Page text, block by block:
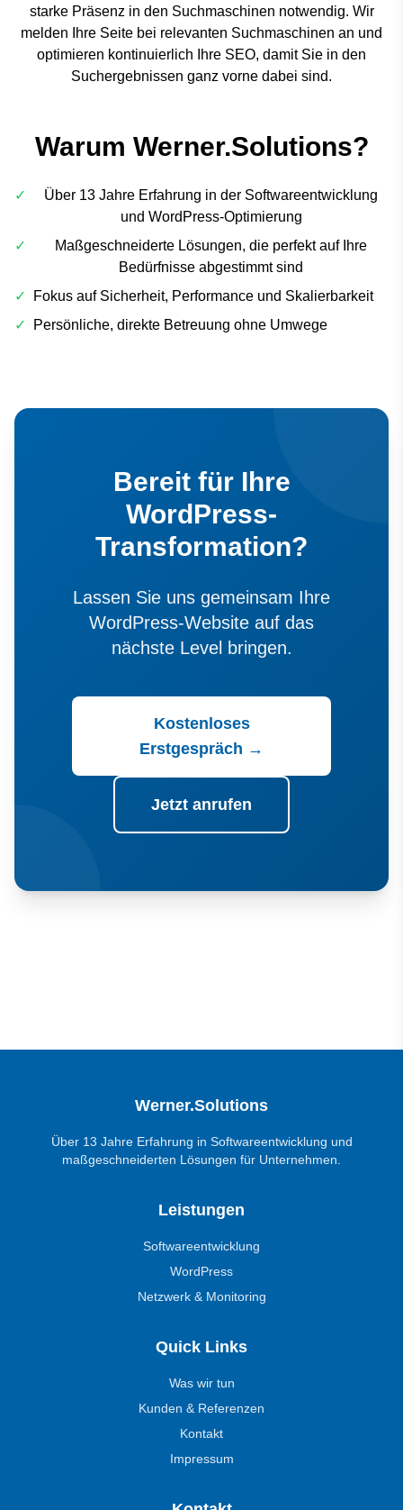
starke Präsenz in den Suchmaschinen notwendig. Wir
melden Ihre Seite bei relevanten Suchmaschinen an und
optimieren kontinuierlich Ihre SEO, damit Sie in den
Suchergebnissen ganz vorne dabei sind.
Warum Werner.Solutions?
✓
Über 13 Jahre Erfahrung in der Softwareentwicklung
und WordPress-Optimierung
✓
Maßgeschneiderte Lösungen, die perfekt auf Ihre
Bedürfnisse abgestimmt sind
✓
Fokus auf Sicherheit, Performance und Skalierbarkeit
✓
Persönliche, direkte Betreuung ohne Umwege
Bereit für Ihre
WordPress-
Transformation?
Lassen Sie uns gemeinsam Ihre
WordPress-Website auf das
nächste Level bringen.
Kostenloses
Erstgespräch →
Jetzt anrufen
Werner.Solutions
Über 13 Jahre Erfahrung in Softwareentwicklung und
maßgeschneiderten Lösungen für Unternehmen.
Leistungen
Softwareentwicklung
WordPress
Netzwerk & Monitoring
Quick Links
Was wir tun
Kunden & Referenzen
Kontakt
Impressum